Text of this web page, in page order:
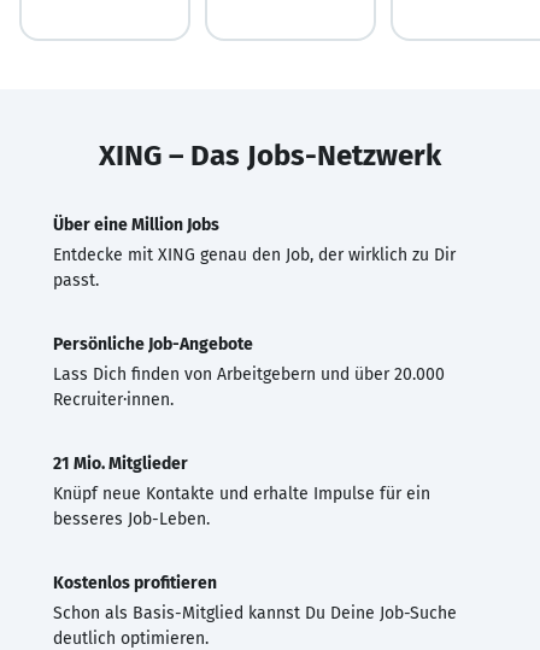
XING – Das Jobs-Netzwerk
Über eine Million Jobs
Entdecke mit XING genau den Job, der wirklich zu Dir
passt.
Persönliche Job-Angebote
Lass Dich finden von Arbeitgebern und über 20.000
Recruiter·innen.
21 Mio. Mitglieder
Knüpf neue Kontakte und erhalte Impulse für ein
besseres Job-Leben.
Kostenlos profitieren
Schon als Basis-Mitglied kannst Du Deine Job-Suche
deutlich optimieren.